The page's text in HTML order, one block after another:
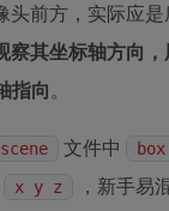
头前方，实际应
察其坐标轴方向
指向。
文件中 box
x y z
，新手易